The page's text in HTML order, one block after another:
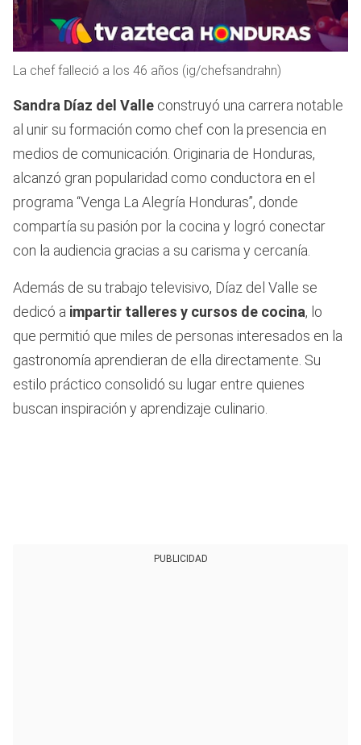
La chef falleció a los 46 años (ig/chefsandrahn)
Sandra Díaz del Valle construyó una carrera notable
al unir su formación como chef con la presencia en
medios de comunicación. Originaria de Honduras,
alcanzó gran popularidad como conductora en el
programa “Venga La Alegría Honduras”, donde
compartía su pasión por la cocina y logró conectar
con la audiencia gracias a su carisma y cercanía.
Además de su trabajo televisivo, Díaz del Valle se
dedicó a impartir talleres y cursos de cocina, lo
que permitió que miles de personas interesados en la
gastronomía aprendieran de ella directamente. Su
estilo práctico consolidó su lugar entre quienes
buscan inspiración y aprendizaje culinario.
PUBLICIDAD